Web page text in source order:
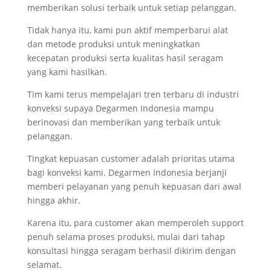
memberikan solusi terbaik untuk setiap pelanggan.
Tidak hanya itu, kami pun aktif memperbarui alat
dan metode produksi untuk meningkatkan
kecepatan produksi serta kualitas hasil seragam
yang kami hasilkan.
Tim kami terus mempelajari tren terbaru di industri
konveksi supaya Degarmen Indonesia mampu
berinovasi dan memberikan yang terbaik untuk
pelanggan.
Tingkat kepuasan customer adalah prioritas utama
bagi konveksi kami. Degarmen Indonesia berjanji
memberi pelayanan yang penuh kepuasan dari awal
hingga akhir.
Karena itu, para customer akan memperoleh support
penuh selama proses produksi, mulai dari tahap
konsultasi hingga seragam berhasil dikirim dengan
selamat.